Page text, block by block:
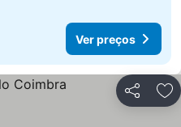
Ver preços
Partilhar